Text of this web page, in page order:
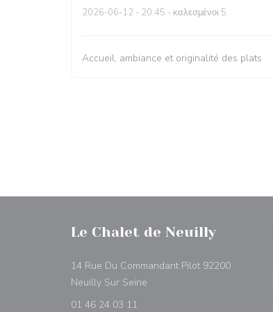
2026-06-12 - 20:45 - καλεσμένοι 5
Accueil, ambiance et originalité des plats
Le Chalet de Neuilly
14 Rue Du Commandant Pilot 92200
Neuilly Sur Seine
01 46 24 03 11